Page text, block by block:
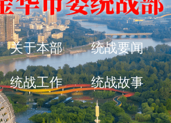
关于本部 统战要闻
统战工作 统战故事